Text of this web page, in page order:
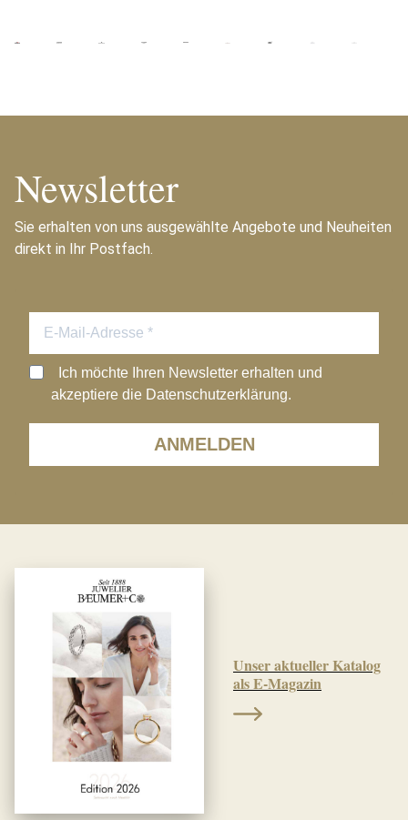
Newsletter
Sie erhalten von uns ausgewählte Angebote und Neuheiten
direkt in Ihr Postfach.
ANMELDEN
Ich möchte Ihren Newsletter erhalten und
akzeptiere die Datenschutzerklärung.
Unser aktueller Katalog
als E-Magazin